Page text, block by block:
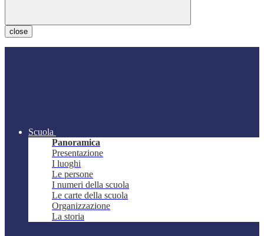
close
Scuola
Panoramica
Presentazione
I luoghi
Le persone
I numeri della scuola
Le carte della scuola
Organizzazione
La storia